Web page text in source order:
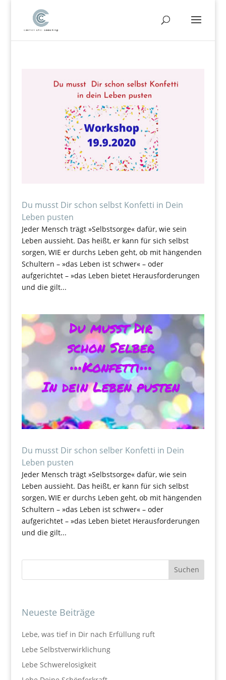
Du musst Dir schon selbst Konfetti in Dein
Leben pusten
Jeder Mensch trägt »Selbstsorge« dafür, wie sein
Leben aussieht. Das heißt, er kann für sich selbst
sorgen, WIE er durchs Leben geht, ob mit hängenden
Schultern – »das Leben ist schwer« – oder
aufgerichtet – »das Leben bietet Herausforderungen
und die gilt...
Du musst Dir schon selber Konfetti in Dein
Leben pusten
Jeder Mensch trägt »Selbstsorge« dafür, wie sein
Leben aussieht. Das heißt, er kann für sich selbst
sorgen, WIE er durchs Leben geht, ob mit hängenden
Schultern – »das Leben ist schwer« – oder
aufgerichtet – »das Leben bietet Herausforderungen
und die gilt...
Neueste Beiträge
Lebe, was tief in Dir nach Erfüllung ruft
Lebe Selbstverwirklichung
Lebe Schwerelosigkeit